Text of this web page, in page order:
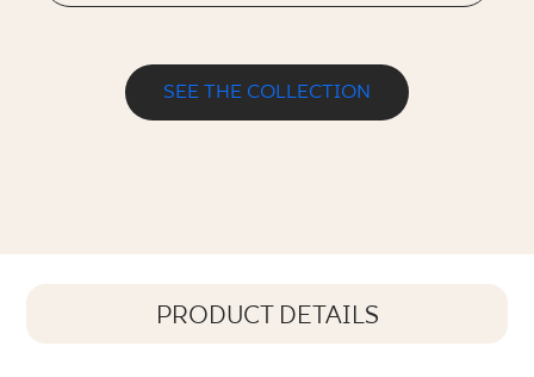
SEE THE COLLECTION
PRODUCT DETAILS